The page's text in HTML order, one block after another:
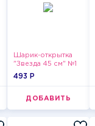
Шарик-открытка
"Звезда 45 см" №1
493 P
ДОБАВИТЬ